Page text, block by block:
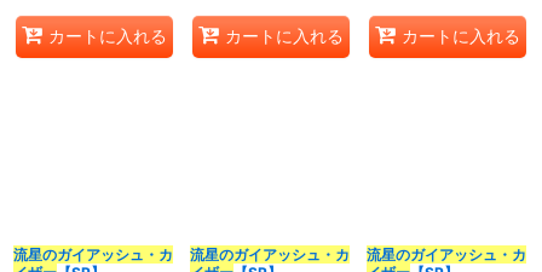
カートに入れる カートに入れる カートに入れる
流星のガイアッシュ・カ
流星のガイアッシュ・カ
流星のガイアッシュ・カ